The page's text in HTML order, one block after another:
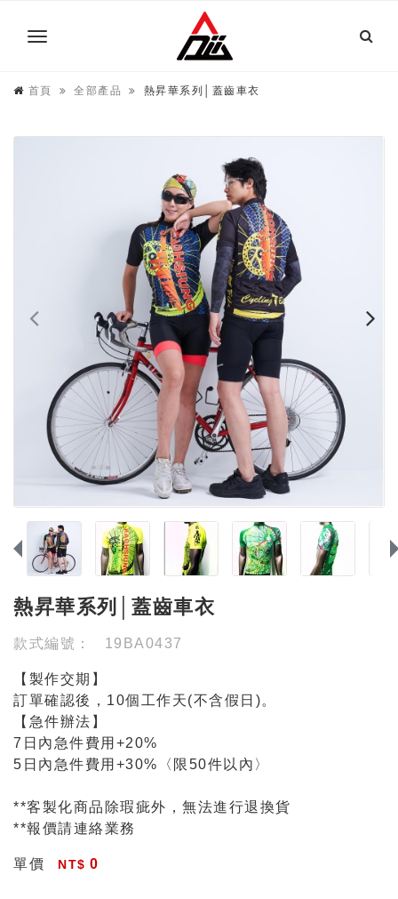
首頁 全部產品 熱昇華系列│蓋齒車衣
熱昇華系列│蓋齒車衣
款式編號： 19BA0437
【製作交期】
訂單確認後，10個工作天(不含假日)。
【急件辦法】
7日內急件費用+20%
5日內急件費用+30%〈限50件以內〉
**客製化商品除瑕疵外，無法進行退換貨
**報價請連絡業務
單價 0